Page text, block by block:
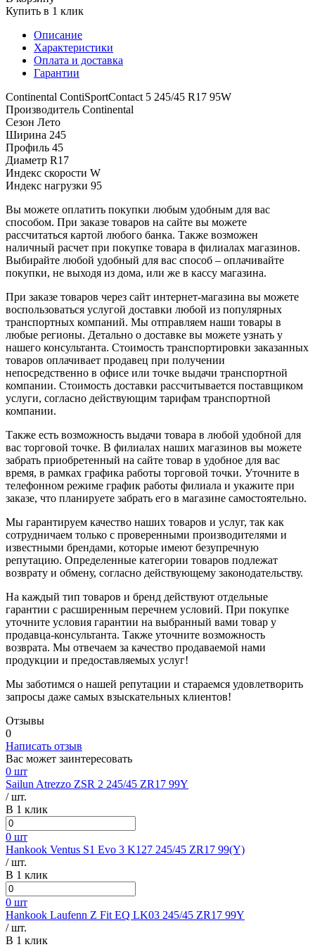
Купить в 1 клик
Описание
Характеристики
Оплата и доставка
Гарантии
Continental ContiSportContact 5 245/45 R17 95W
Производитель Continental
Сезон Лето
Ширина 245
Профиль 45
Диаметр R17
Индекс скорости W
Индекс нагрузки 95
Вы можете оплатить покупки любым удобным для вас
способом. При заказе товаров на сайте вы можете
рассчитаться картой любого банка. Также возможен
наличный расчет при покупке товара в филиалах магазинов.
Выбирайте любой удобный для вас способ – оплачивайте
покупки, не выходя из дома, или же в кассу магазина.
При заказе товаров через сайт интернет-магазина вы можете
воспользоваться услугой доставки любой из популярных
транспортных компаний. Мы отправляем наши товары в
любые регионы. Детально о доставке вы можете узнать у
нашего консультанта. Стоимость транспортировки заказанных
товаров оплачивает продавец при получении
непосредственно в офисе или точке выдачи транспортной
компании. Стоимость доставки рассчитывается поставщиком
услуги, согласно действующим тарифам транспортной
компании.
Также есть возможность выдачи товара в любой удобной для
вас торговой точке. В филиалах наших магазинов вы можете
забрать приобретенный на сайте товар в удобное для вас
время, в рамках графика работы торговой точки. Уточните в
телефонном режиме график работы филиала и укажите при
заказе, что планируете забрать его в магазине самостоятельно.
Мы гарантируем качество наших товаров и услуг, так как
сотрудничаем только с проверенными производителями и
известными брендами, которые имеют безупречную
репутацию. Определенные категории товаров подлежат
возврату и обмену, согласно действующему законодательству.
На каждый тип товаров и бренд действуют отдельные
гарантии с расширенным перечнем условий. При покупке
уточните условия гарантии на выбранный вами товар у
продавца-консультанта. Также уточните возможность
возврата. Мы отвечаем за качество продаваемой нами
продукции и предоставляемых услуг!
Мы заботимся о нашей репутации и стараемся удовлетворить
запросы даже самых взыскательных клиентов!
Отзывы
0
Написать отзыв
Вас может заинтересовать
0 шт
Sailun Atrezzo ZSR 2 245/45 ZR17 99Y
/ шт.
В 1 клик
0 шт
Hankook Ventus S1 Evo 3 K127 245/45 ZR17 99(Y)
/ шт.
В 1 клик
0 шт
Hankook Laufenn Z Fit EQ LK03 245/45 ZR17 99Y
/ шт.
В 1 клик